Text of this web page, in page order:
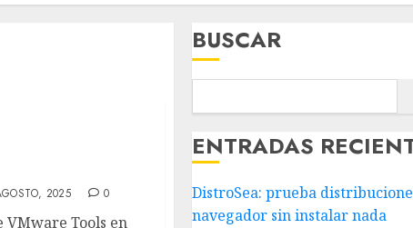
2025 0
VMware Tools en
BUSCAR
ENTRADAS
DistroSea: prueba
navegador sin instalar nada